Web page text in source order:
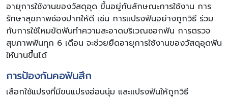
อายุการใช้งานของวัสดุอุด ขึ้นอยู่กับลักษณะการใช้งาน การ
รักษาสุขภาพช่องปากให้ดี เช่น การแปรงฟันอย่างถูกวิธี ร่วม
กับการใช้ไหมขัดฟันทำความสะอาดบริเวณซอกฟัน การตรวจ
สุขภาพฟันทุก 6 เดือน จะช่วยยืดอายุการใช้งานของวัสดุอุดฟัน
ให้นานขึ้นได้
การป้องกันคอฟันสึก
เลือกใช้แปรงที่มีขนแปรงอ่อนนุ่ม และแปรงฟันให้ถูกวิธี